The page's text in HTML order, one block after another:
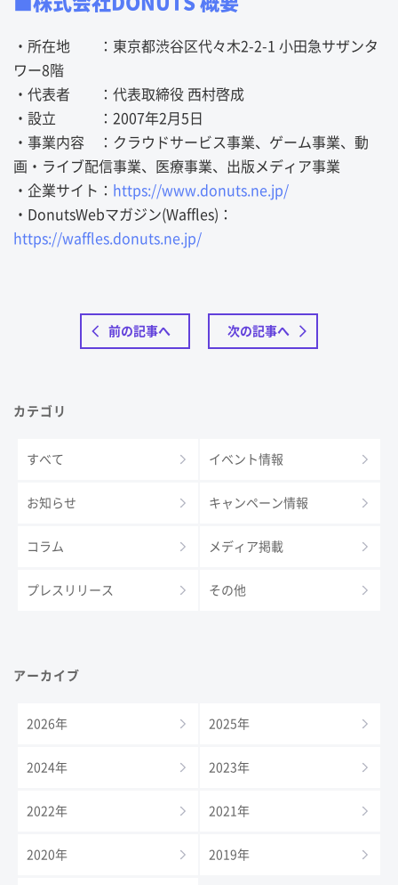
・所在地 ：東京都渋谷区代々木2-2-1 小田急サザンタ
ワー8階
・代表者 ：代表取締役 西村啓成
・設立 ：2007年2月5日
・事業内容 ：クラウドサービス事業、ゲーム事業、動
画・ライブ配信事業、医療事業、出版メディア事業
・企業サイト：
https://www.donuts.ne.jp/
・DonutsWebマガジン(Waffles)：
https://waffles.donuts.ne.jp/
前の記事へ 次の記事へ
カテゴリ
すべて イベント情報
お知らせ キャンペーン情報
コラム メディア掲載
プレスリリース その他
アーカイブ
2026年 2025年
2024年 2023年
2022年 2021年
2020年 2019年